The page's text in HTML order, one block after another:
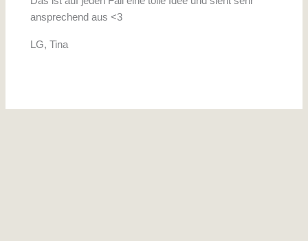
ansprechend aus <3
LG, Tina